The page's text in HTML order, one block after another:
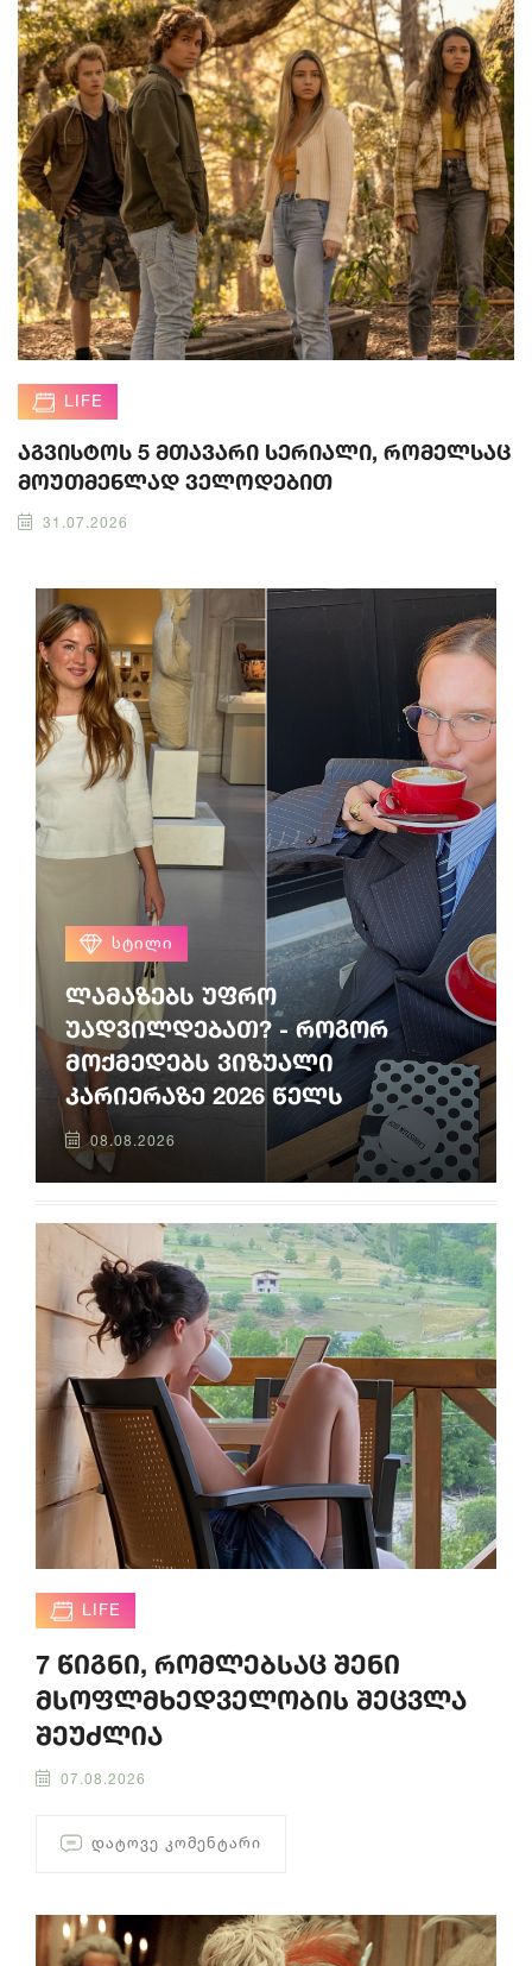
LIFE
აგვისტოს 5 მთავარი სერიალი, რომელსაც
მოუთმენლად ველოდებით
31.07.2026
ᲡᲢᲘᲚᲘ
ლამაზებს უფრო
უადვილდებათ? - როგორ
მოქმედებს ვიზუალი
კარიერაზე 2026 წელს
08.08.2026
LIFE
7 წიგნი, რომლებსაც შენი
მსოფლმხედველობის შეცვლა
შეუძლია
07.08.2026
ᲓᲐᲢᲝᲕᲔ ᲙᲝᲛᲔᲜᲢᲐᲠᲘ